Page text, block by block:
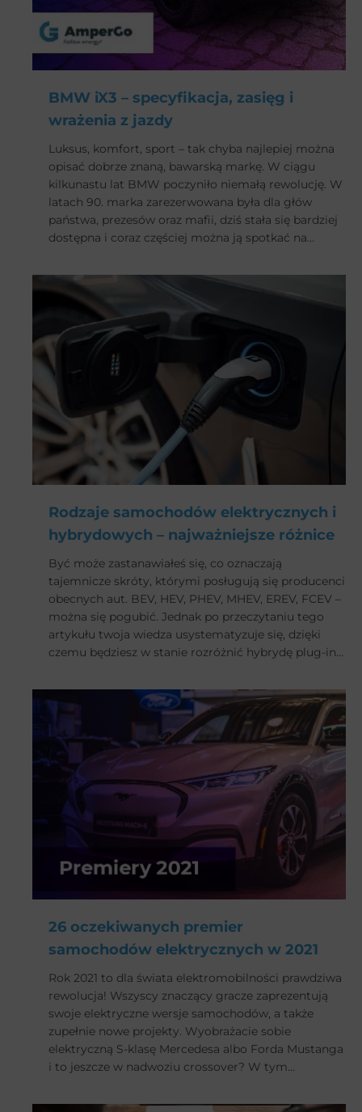
BMW iX3 – specyfikacja, zasięg i
wrażenia z jazdy
Luksus, komfort, sport – tak chyba najlepiej można
opisać dobrze znaną, bawarską markę. W ciągu
kilkunastu lat BMW poczyniło niemałą rewolucję. W
latach 90. marka zarezerwowana była dla głów
państwa, prezesów oraz mafii, dziś stała się bardziej
dostępna i coraz częściej można ją spotkać na
Rodzaje samochodów elektrycznych i
hybrydowych – najważniejsze różnice
Być może zastanawiałeś się, co oznaczają
tajemnicze skróty, którymi posługują się producenci
obecnych aut. BEV, HEV, PHEV, MHEV, EREV, FCEV –
można się pogubić. Jednak po przeczytaniu tego
artykułu twoja wiedza usystematyzuje się, dzięki
czemu będziesz w stanie rozróżnić hybrydę plug-in
różnic. Sprawdź, czym różnią się od siebie
poszczególne rodzaje samochodów elektrycznych i
26 oczekiwanych premier
samochodów elektrycznych w 2021
Rok 2021 to dla świata elektromobilności prawdziwa
rewolucja! Wszyscy znaczący gracze zaprezentują
swoje elektryczne wersje samochodów, a także
zupełnie nowe projekty. Wyobrażacie sobie
elektryczną S-klasę Mercedesa albo Forda Mustanga
i to jeszcze w nadwoziu crossover? W tym
powieści Henryka Sienkiewicza Quo Vadis, czyli